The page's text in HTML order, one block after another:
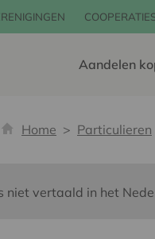
Aandelen
Home Particulieren
niet vertaald in het